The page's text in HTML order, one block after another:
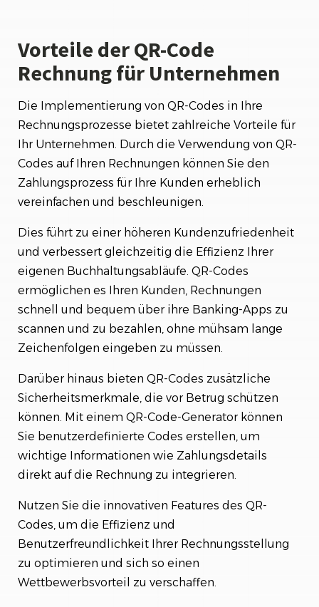
Vorteile der QR-Code
Rechnung für Unternehmen
Die Implementierung von QR-Codes in Ihre
Rechnungsprozesse bietet zahlreiche Vorteile für
Ihr Unternehmen. Durch die Verwendung von QR-
Codes auf Ihren Rechnungen können Sie den
Zahlungsprozess für Ihre Kunden erheblich
vereinfachen und beschleunigen.
Dies führt zu einer höheren Kundenzufriedenheit
und verbessert gleichzeitig die Effizienz Ihrer
eigenen Buchhaltungsabläufe. QR-Codes
ermöglichen es Ihren Kunden, Rechnungen
schnell und bequem über ihre Banking-Apps zu
scannen und zu bezahlen, ohne mühsam lange
Zeichenfolgen eingeben zu müssen.
Darüber hinaus bieten QR-Codes zusätzliche
Sicherheitsmerkmale, die vor Betrug schützen
können. Mit einem QR-Code-Generator können
Sie benutzerdefinierte Codes erstellen, um
wichtige Informationen wie Zahlungsdetails
direkt auf die Rechnung zu integrieren.
Nutzen Sie die innovativen Features des QR-
Codes, um die Effizienz und
Benutzerfreundlichkeit Ihrer Rechnungsstellung
zu optimieren und sich so einen
Wettbewerbsvorteil zu verschaffen.